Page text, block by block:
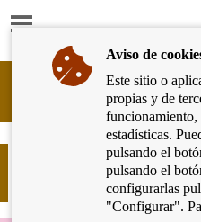
Mostrar
Cliente
Bancario
Banco
España
Eurosistema,
¿Cómo puedo
tipo variable a
Aviso de
Este sitio o
propias y de
estadísticas.
pulsando el
pulsando el
configurarlas
"Configurar".